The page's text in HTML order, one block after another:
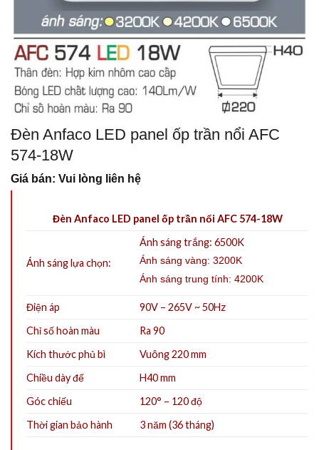
Đèn Anfaco LED panel ốp trần nổi AFC
574-18W
Giá bán: Vui lòng liên hệ
Đèn Anfaco LED panel ốp trần nổi AFC 574-18W
Ánh sáng lựa chọn:
Ánh sáng trắng: 6500K
Ánh sáng vàng: 3200K
Ánh sáng trung tính: 4200K
Điện áp
90V – 265V ~ 50Hz
Chỉ số hoàn màu
Ra 90
Kích thước phủ bì
Vuông 220 mm
Chiều dày đế
H40 mm
Góc chiếu
120° – 120 độ
Thời gian bảo hành
3 năm (36 tháng)